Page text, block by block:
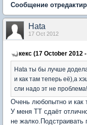
Сообщение
Hata
17 Oct 2012
кекс (17 October 2012
Hata ты бы лучше
и как там теперь её),а
сли надо эт не проблема!
Очень любопытно и как
У меня ТТ сдаёт
не жалко.Подстраивать